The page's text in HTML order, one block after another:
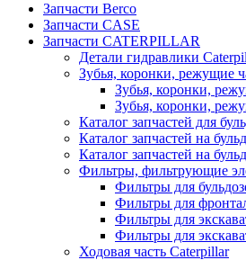
Запчасти Berco
Запчасти CASE
Запчасти CATERPILLAR
Детали гидравлики
Зубья, коронки, режущие
Зубья, коронки,
Зубья, коронки,
Каталог запчастей для
Каталог запчастей на
Каталог запчастей на
Фильтры, фильтрующие
Фильтры для
Фильтры для
Фильтры для
Фильтры для
Ходовая часть Caterpillar